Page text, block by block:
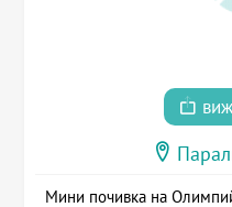
Мини почивка на